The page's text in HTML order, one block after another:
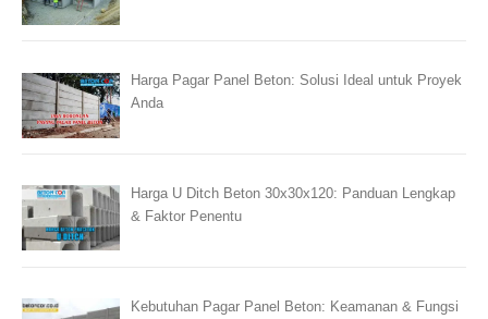
Harga Pagar Panel Beton: Solusi Ideal untuk Proyek
Anda
Harga U Ditch Beton 30x30x120: Panduan Lengkap
& Faktor Penentu
Kebutuhan Pagar Panel Beton: Keamanan & Fungsi